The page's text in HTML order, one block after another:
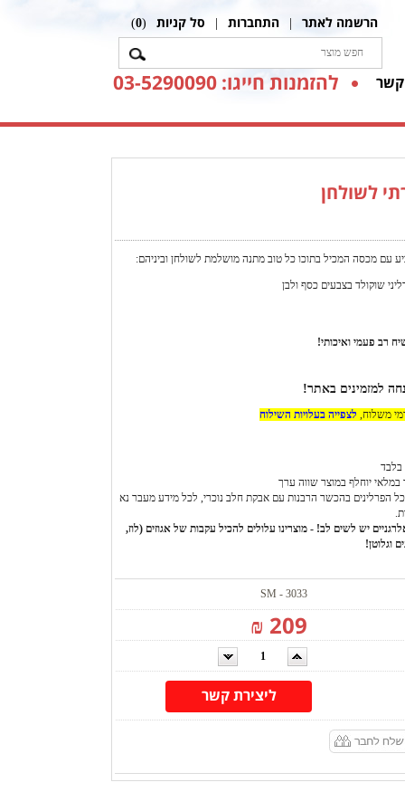
הרשמה לאתר התחברות סל קניות (
0
)
קשר להזמנות חייגו: 03-5290090
לשולחן
עם מכסה המכיל בתוכו כל טוב מתנה מושלמת לשולחן וביניהם:
רב פעמי ואיכותי!
משלוח, לצפייה בעלויות השילוח
במלאי יוחלף במוצר שווה ערך
הפרלינים בהכשר הרבנות עם אבקת חלב נוכרי, לכל מידע מעבר נא
יש לשים לב! - מוצרינו עלולים להכיל עקבות של אגוזים (לוז,
וגלוטן!
SM - 3033
209 ₪
ליצירת קשר